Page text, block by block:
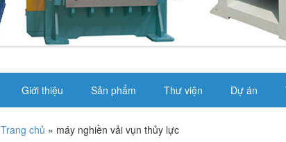
Giới thiệu Sản phẩm Thư viện Dự án
Trang chủ » máy nghiền vải vụn thủy lực